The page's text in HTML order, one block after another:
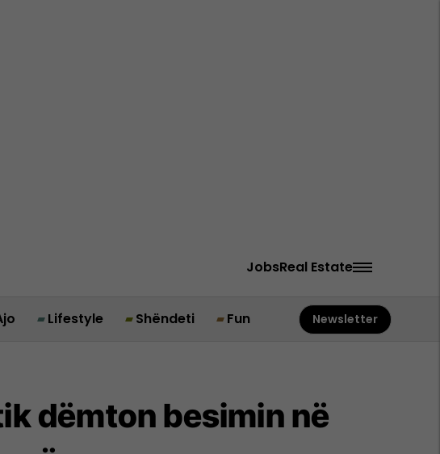
JobsReal Estate
Lifestyle Shëndeti Fun Newsletter
dëmton besimin në